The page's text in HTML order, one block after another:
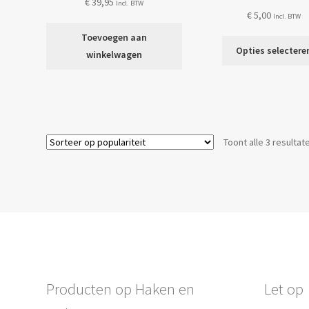
Incl. BTW
Toevoegen aan
winkelwagen
€5,00 Incl. BTW
Opties
Toont alle 3
Producten op Haken en
Let op